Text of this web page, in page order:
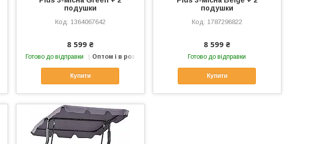
подушки
1364067642
8 599 ₴
Готово до відправки Оптом і в роздріб
Купити
подушки
1787296822
8 599 ₴
Готово до відправки
Купити